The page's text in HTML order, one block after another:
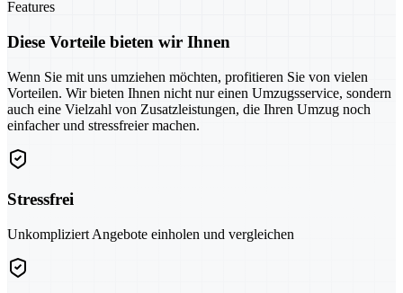
Features
Diese Vorteile bieten wir Ihnen
Wenn Sie mit uns umziehen möchten, profitieren Sie von vielen
Vorteilen. Wir bieten Ihnen nicht nur einen Umzugsservice, sondern
auch eine Vielzahl von Zusatzleistungen, die Ihren Umzug noch
einfacher und stressfreier machen.
Stressfrei
Unkompliziert Angebote einholen und vergleichen